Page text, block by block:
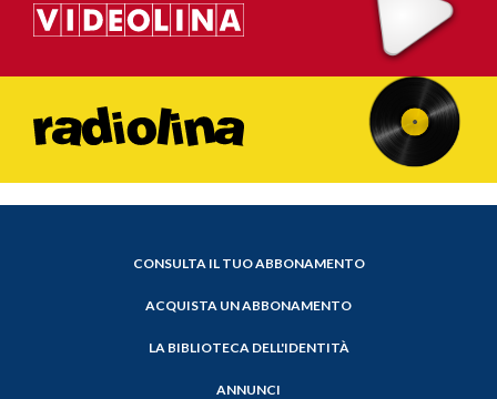
CONSULTA IL TUO ABBONAMENTO
ACQUISTA UN ABBONAMENTO
LA BIBLIOTECA DELL'IDENTITÀ
ANNUNCI